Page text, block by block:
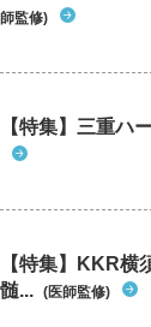
師監修)
【特集】三重ハ
【特集】KKR横
髄... (医師監修)